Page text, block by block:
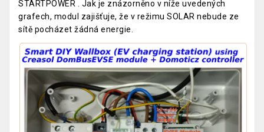
STARTPOWER . Jak je znázorněno v níže uvedených
grafech, modul zajišťuje, že v režimu SOLAR nebude ze
sítě pocházet žádná energie.